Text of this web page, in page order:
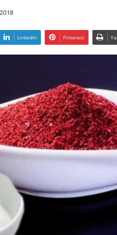
LinkedIn Pinterest